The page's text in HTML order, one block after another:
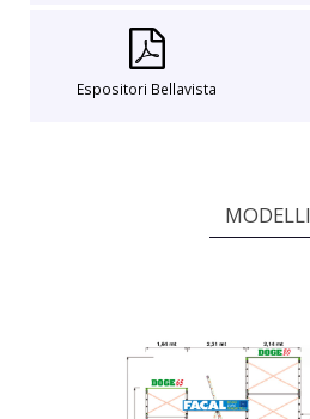
Espositori Bellavista
MODELLI